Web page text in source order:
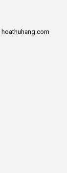
hoathuhang.com